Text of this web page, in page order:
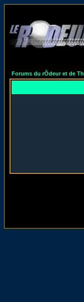
Forums du rÔdeur et de